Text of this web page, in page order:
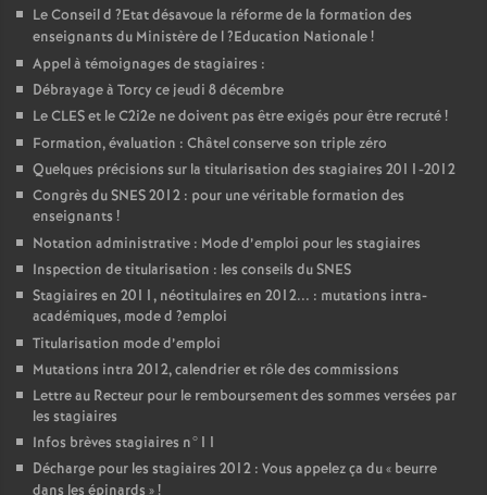
Le Conseil d ?Etat désavoue la réforme de la formation des
enseignants du Ministère de l?Education Nationale!
Appel à témoignages de stagiaires :
Débrayage à Torcy ce jeudi 8 décembre
LeCLESet le C2i2e ne doivent pas être exigés pour être recruté!
Formation, évaluation : Châtel conserve son triple zéro
Quelques précisions sur la titularisation des stagiaires 2011-2012
Congrès duSNES2012 : pour une véritable formation des
enseignants !
Notation administrative : Mode d’emploi pour les stagiaires
Inspection de titularisation : les conseils duSNES
Stagiaires en 2011, néotitulaires en 2012... : mutations intra-
académiques, mode d ?emploi
Titularisation mode d’emploi
Mutations intra 2012, calendrier et rôle des commissions
Lettre au Recteur pour le remboursement des sommes versées par
les stagiaires
Infos brèves stagiaires n°11
Décharge pour les stagiaires 2012 : Vous appelez ça du « beurre